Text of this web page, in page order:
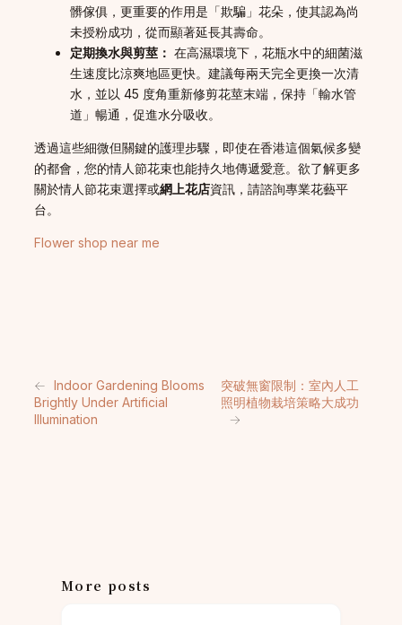
髒傢俱，更重要的作用是「欺騙」花朵，使其認為尚
未授粉成功，從而顯著延長其壽命。
定期換水與剪莖： 在高濕環境下，花瓶水中的細菌滋
生速度比涼爽地區更快。建議每兩天完全更換一次清
水，並以 45 度角重新修剪花莖末端，保持「輸水管
道」暢通，促進水分吸收。
透過這些細微但關鍵的護理步驟，即使在香港這個氣候多變
的都會，您的情人節花束也能持久地傳遞愛意。欲了解更多
關於情人節花束選擇或網上花店資訊，請諮詢專業花藝平
台。
Flower shop near me
← Indoor Gardening Blooms
Brightly Under Artificial
Illumination
突破無窗限制：室內人工
照明植物栽培策略大成功
→
More posts